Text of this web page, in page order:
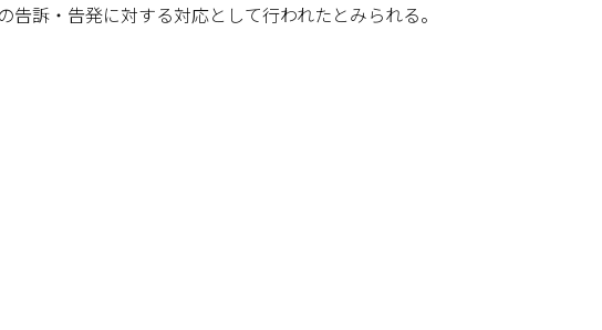
訴・告発に対する対応として行われたとみられる。